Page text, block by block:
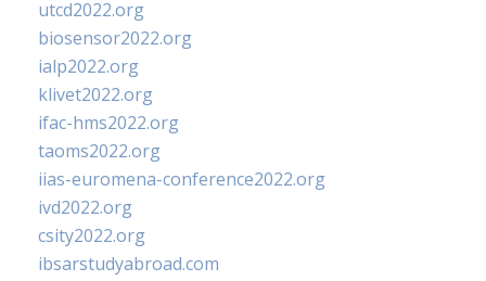
utcd2022.org
biosensor2022.org
ialp2022.org
klivet2022.org
ifac-hms2022.org
taoms2022.org
iias-euromena-conference2022.org
ivd2022.org
csity2022.org
ibsarstudyabroad.com